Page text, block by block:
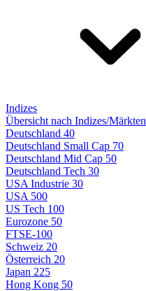
Indizes
Übersicht nach Indizes/Märkten
Deutschland 40
Deutschland Small Cap 70
Deutschland Mid Cap 50
Deutschland Tech 30
USA Industrie 30
USA 500
US Tech 100
Eurozone 50
FTSE-100
Schweiz 20
Österreich 20
Japan 225
Hong Kong 50